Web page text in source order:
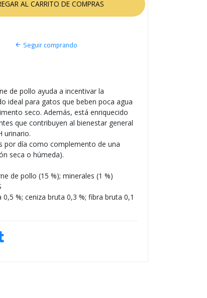
Seguir comprando
de pollo ayuda a incentivar la
ideal para gatos que beben poca agua
seco. Además, está enriquecido
que contribuyen al bienestar general
urinario.
por día como complemento de una
seca o húmeda).
de pollo (15 %); minerales (1 %)
%; ceniza bruta 0,3 %; fibra bruta 0,1